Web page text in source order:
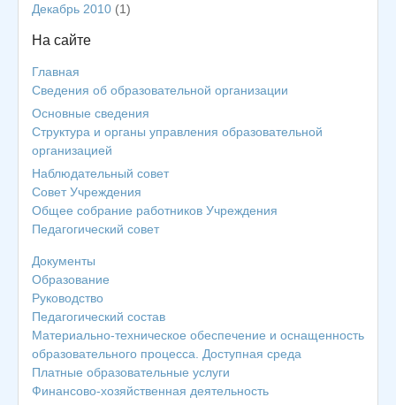
Декабрь 2010 (1)
На сайте
Главная
Сведения об образовательной организации
Основные сведения
Структура и органы управления образовательной
организацией
Наблюдательный совет
Совет Учреждения
Общее собрание работников Учреждения
Педагогический совет
Документы
Образование
Руководство
Педагогический состав
Материально-техническое обеспечение и оснащенность
образовательного процесса. Доступная среда
Платные образовательные услуги
Финансово-хозяйственная деятельность